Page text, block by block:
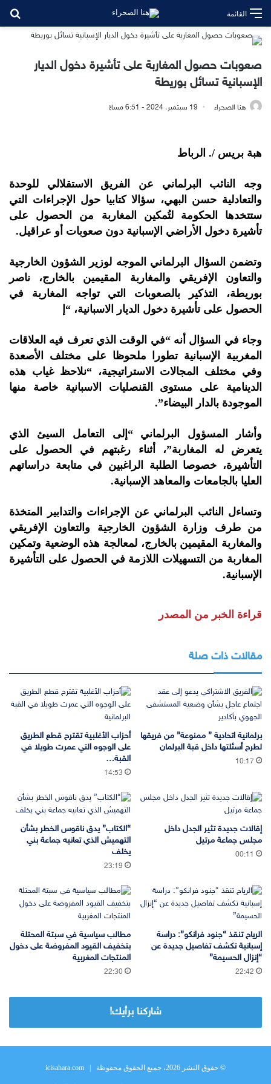
القائمة
صعوبات حصول المغاربة على تأشيرة دخول الديار
الإسبانية تسائل بوريطة
هنا الصحراء 19 سبتمبر، 2024 - 6:51 مساءً
هبة بريس /. الرباط
وجه النائب البرلماني عن الفريق الاستقلالي للوحدة
والتعادلية حسن البهي، سؤالا كتابيا حول الإجراءات التي
ستتخدها الحكومة لتُمكين المغاربة من الحصول على
تأشيرة دخول الأراضي الإسبانية دون صعوبات أو عراقيل.
وتضمن السؤال البرلماني الموجه لوزير الشؤون الخارجية
والتعاون الإفريقي والمغاربة المقيمين بالخارج، ناصر
بوريطة، التذكير بالصعوبات التي تواجه المغاربة في
الحصول على تأشيرة دخول الديار الاسبانية، “إ
وجاء في السؤال أنه “في الوقت الذي تعرف فيه العلاقات
المغربية الإسبانية تطورا ملحوظا على مختلف الأصعدة
وفي مختلف المجالات الاستراتيجية، “نلاحظ غياب هذه
الدينامية على مستوى القنصليات الاسبانية خاصة منها
الموجودة بالدار البيضاء”.
وأشار المسؤول البرلماني “إلى التعامل السيئ الذي
يتعرض له المغاربة”، أثناء رغبتهم في الحصول على
التأشيرة، خصوصا الطلبة الراغبين في متابعة دراساتهم
العليا بالجامعات والمعاهد الإسبانية.
وتساءل النائب البرلماني عن الإجراءات والتدابير المتخذة
من طرف وزارة الشؤون الخارجية والتعاون الإفريقي
والمغاربة المقيمين بالخارج، لمعالجة هذه الوضعية وتمكين
المغاربة من التسهيلات اللازمة في الحصول على التأشيرة
الإسبانية.
قراءة الخبر من المصدر
مقالات ذات صلة
برلمانية اتحادية ” ممنوعة” من فريقها
لطرح أسئلتها داخل قبة البرلمان
10:17
أحزاب الأغلبية تقترح قطع الطريق
على الوجوه التي عمرت طويلا في
القبة…
14:53
إقالات جديدة تثير الجدل داخل
مجلس جماعة مرتيل
00:11
“الكتاب” يدق ناقوس الخطر بشأن
التهميش الذي تعانيه جماعة بني
يخلف
23:19
الرياح تنقذ “جنود فرانكو”: دراسة
إسبانية تكشف تفاصيل جديدة عن
“إنزال الحسيمة”
22:42
مطالب سياسية في سبتة المحتلة
بتخفيف القيود المفروضة على دخول
المنتجات المغربية
22:30
شاركنا برأيك!
© حقوق النشر 2026، جميع الحقوق محفوظة | icisahara.com